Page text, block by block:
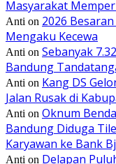
Masyarakat
Anti on 2026
Mengaku Kecewa
Anti on Sebanyak
Bandung
Anti on Kang DS
Jalan Rusak di
Anti on Oknum
Bandung Diduga
Karyawan ke Bank
Anti on Delapan